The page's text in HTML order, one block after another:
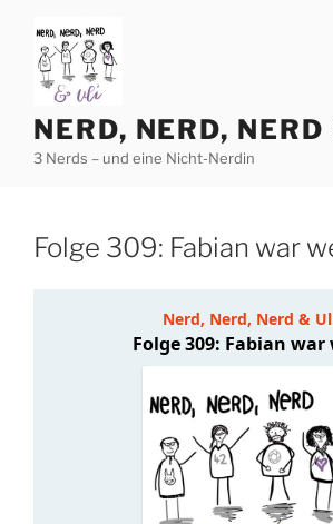
Inhalt
springen
NERD, NERD,
3 Nerds – und eine Nicht-Nerdin
Folge 309: Fabian war